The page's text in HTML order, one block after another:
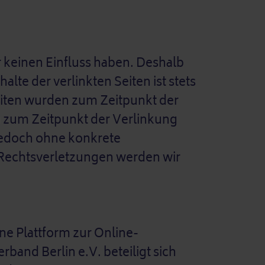
Einfluss haben. Deshalb
der verlinkten Seiten ist stets
wurden zum Zeitpunkt der
Zeitpunkt der Verlinkung
ohne konkrete
werden wir
Plattform zur Online-
Berlin e.V. beteiligt sich